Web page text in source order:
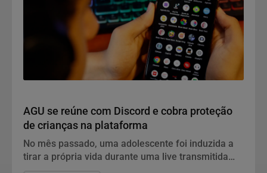
AGU se reúne com Discord e cobra proteção
de crianças na plataforma
No mês passado, uma adolescente foi induzida a
tirar a própria vida durante uma live transmitida